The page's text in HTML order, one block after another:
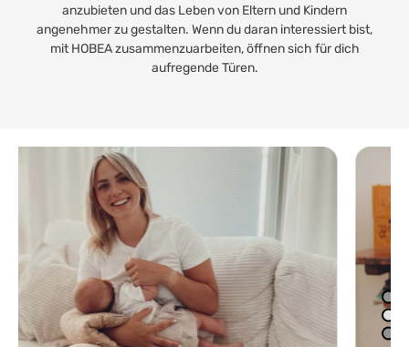
anzubieten und das Leben von Eltern und Kindern
angenehmer zu gestalten. Wenn du daran interessiert bist,
mit HOBEA zusammenzuarbeiten, öffnen sich für dich
aufregende Türen.